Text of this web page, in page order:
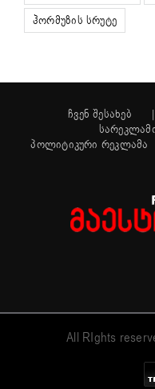
ჰორმუზის სრუტე
ჩვენ შესახებ
პოლიტიკური რეკლამა
All RIghts